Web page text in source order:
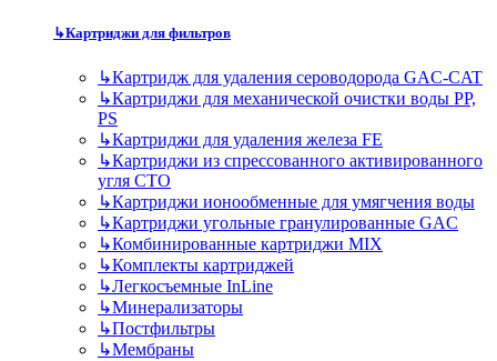
↳Картриджи для фильтров
↳Картридж для удаления сероводорода GAC-CAT
↳Картриджи для механической очистки воды PP,
PS
↳Картриджи для удаления железа FE
↳Картриджи из спрессованного активированного
угля CTO
↳Картриджи ионообменные для умягчения воды
↳Картриджи угольные гранулированные GAC
↳Комбинированные картриджи MIX
↳Комплекты картриджей
↳Легкосъемные InLine
↳Минерализаторы
↳Постфильтры
↳Мембраны